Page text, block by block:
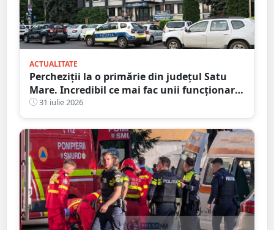
ACTUALITATE
Percheziții la o primărie din județul Satu
Mare. Incredibil ce mai fac unii funcționari
publici
31 iulie 2026